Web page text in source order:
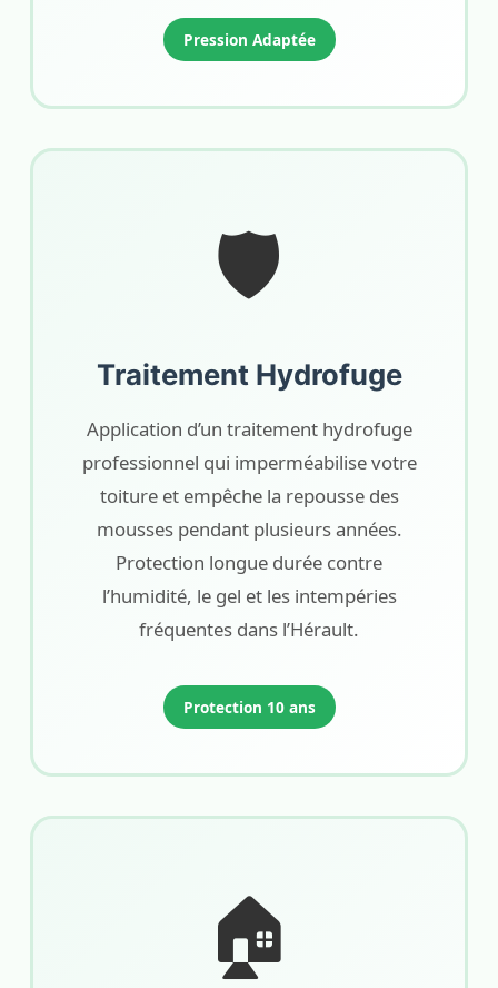
Pression Adaptée
🛡️
Traitement Hydrofuge
Application d’un traitement hydrofuge
professionnel qui imperméabilise votre
toiture et empêche la repousse des
mousses pendant plusieurs années.
Protection longue durée contre
l’humidité, le gel et les intempéries
fréquentes dans l’Hérault.
Protection 10 ans
🏠